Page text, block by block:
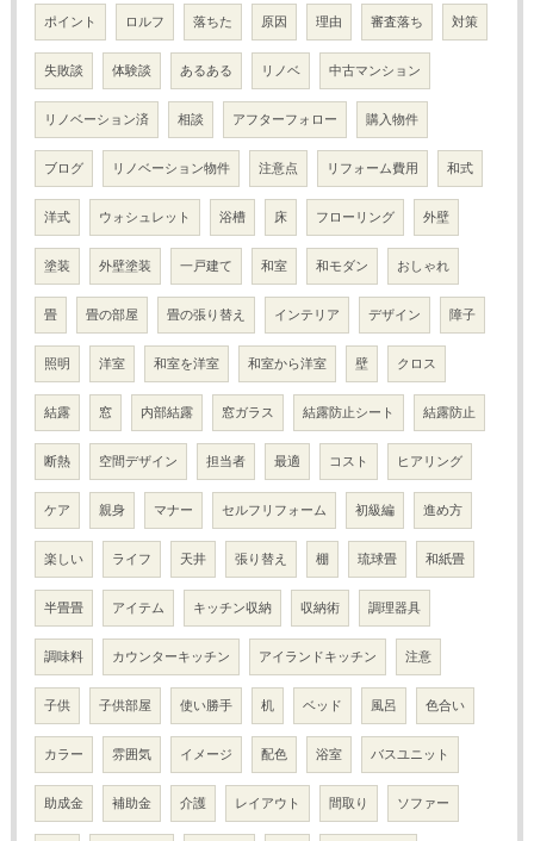
ポイント ロルフ 落ちた 原因 理由 審査落ち 対策
失敗談 体験談 あるある リノベ 中古マンション
リノベーション済 相談 アフターフォロー 購入物件
ブログ リノベーション物件 注意点 リフォーム費用 和式
洋式 ウォシュレット 浴槽 床 フローリング 外壁
塗装 外壁塗装 一戸建て 和室 和モダン おしゃれ
畳 畳の部屋 畳の張り替え インテリア デザイン 障子
照明 洋室 和室を洋室 和室から洋室 壁 クロス
結露 窓 内部結露 窓ガラス 結露防止シート 結露防止
断熱 空間デザイン 担当者 最適 コスト ヒアリング
ケア 親身 マナー セルフリフォーム 初級編 進め方
楽しい ライフ 天井 張り替え 棚 琉球畳 和紙畳
半畳畳 アイテム キッチン収納 収納術 調理器具
調味料 カウンターキッチン アイランドキッチン 注意
子供 子供部屋 使い勝手 机 ベッド 風呂 色合い
カラー 雰囲気 イメージ 配色 浴室 バスユニット
助成金 補助金 介護 レイアウト 間取り ソファー